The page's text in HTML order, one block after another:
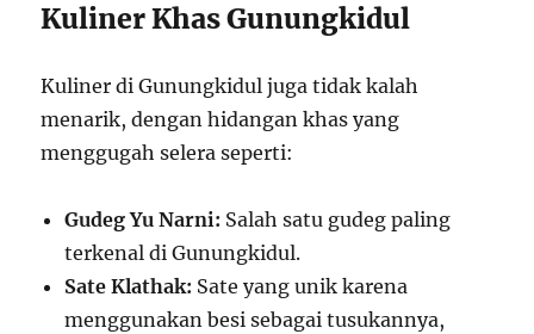
Kuliner Khas Gunungkidul
Kuliner di Gunungkidul juga tidak kalah
menarik, dengan hidangan khas yang
menggugah selera seperti:
Gudeg Yu Narni: Salah satu gudeg paling
terkenal di Gunungkidul.
Sate Klathak: Sate yang unik karena
menggunakan besi sebagai tusukannya,